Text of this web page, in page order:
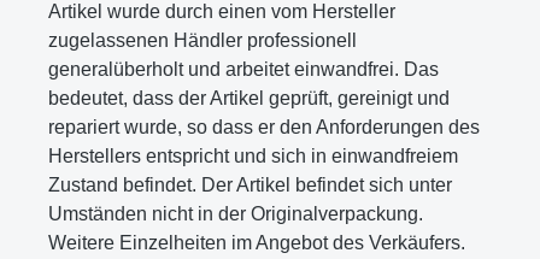
Artikel wurde durch einen vom Hersteller
zugelassenen Händler professionell
generalüberholt und arbeitet einwandfrei. Das
bedeutet, dass der Artikel geprüft, gereinigt und
repariert wurde, so dass er den Anforderungen des
Herstellers entspricht und sich in einwandfreiem
Zustand befindet. Der Artikel befindet sich unter
Umständen nicht in der Originalverpackung.
Weitere Einzelheiten im Angebot des Verkäufers.